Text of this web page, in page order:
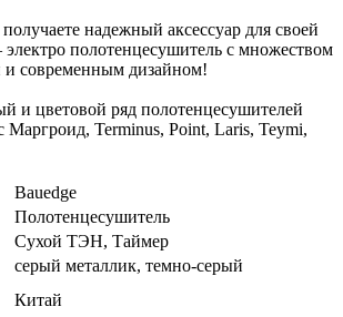
надежный аксессуар для своей
полотенцесушитель с множеством
современным дизайном!
и цветовой ряд полотенцесушителей
Маргроид, Terminus, Point, Laris, Teymi,
Bauedge
Полотенцесушитель
Сухой ТЭН, Таймер
серый металлик, темно-серый
Китай